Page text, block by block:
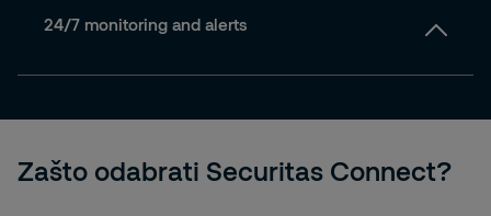
24/7 monitoring and alerts
Zašto odabrati Securitas Connect?